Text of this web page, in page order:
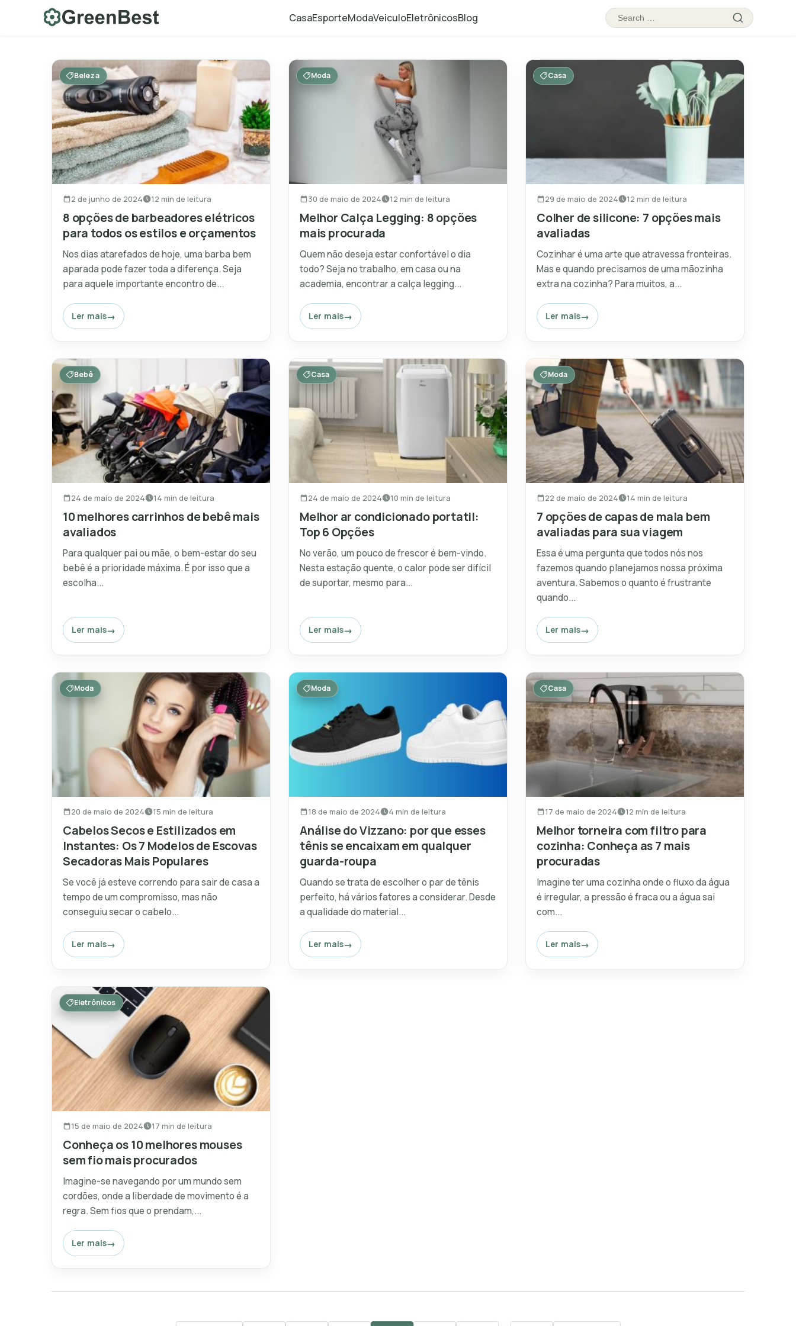
CasaEsporteModaVeiculoEletrônicosBlog
Search
for:
Search
Beleza
2 de junho de 2024 12 min de leitura
8 opções de barbeadores elétricos
para todos os estilos e orçamentos
Nos dias atarefados de hoje, uma barba bem
aparada pode fazer toda a diferença. Seja
para aquele importante encontro de...
Ler mais
Moda
30 de maio de 2024 12 min de leitura
Melhor Calça Legging: 8 opções
mais procurada
Quem não deseja estar confortável o dia
todo? Seja no trabalho, em casa ou na
academia, encontrar a calça legging...
Ler mais
Casa
29 de maio de 2024 12 min de leitura
Colher de silicone: 7 opções mais
avaliadas
Cozinhar é uma arte que atravessa fronteiras.
Mas e quando precisamos de uma mãozinha
extra na cozinha? Para muitos, a...
Ler mais
Bebê
24 de maio de 2024 14 min de leitura
10 melhores carrinhos de bebê mais
avaliados
Para qualquer pai ou mãe, o bem-estar do seu
bebê é a prioridade máxima. É por isso que a
escolha...
Ler mais
Casa
24 de maio de 2024 10 min de leitura
Melhor ar condicionado portatil:
Top 6 Opções
No verão, um pouco de frescor é bem-vindo.
Nesta estação quente, o calor pode ser difícil
de suportar, mesmo para...
Ler mais
Moda
22 de maio de 2024 14 min de leitura
7 opções de capas de mala bem
avaliadas para sua viagem
Essa é uma pergunta que todos nós nos
fazemos quando planejamos nossa próxima
aventura. Sabemos o quanto é frustrante
quando...
Ler mais
Moda
20 de maio de 2024 15 min de leitura
Cabelos Secos e Estilizados em
Instantes: Os 7 Modelos de Escovas
Secadoras Mais Populares
Se você já esteve correndo para sair de casa a
tempo de um compromisso, mas não
conseguiu secar o cabelo...
Ler mais
Moda
18 de maio de 2024 4 min de leitura
Análise do Vizzano: por que esses
tênis se encaixam em qualquer
guarda-roupa
Quando se trata de escolher o par de tênis
perfeito, há vários fatores a considerar. Desde
a qualidade do material...
Ler mais
Casa
17 de maio de 2024 12 min de leitura
Melhor torneira com filtro para
cozinha: Conheça as 7 mais
procuradas
Imagine ter uma cozinha onde o fluxo da água
é irregular, a pressão é fraca ou a água sai
com...
Ler mais
Eletrônicos
15 de maio de 2024 17 min de leitura
Conheça os 10 melhores mouses
sem fio mais procurados
Imagine-se navegando por um mundo sem
cordões, onde a liberdade de movimento é a
regra. Sem fios que o prendam,...
Ler mais